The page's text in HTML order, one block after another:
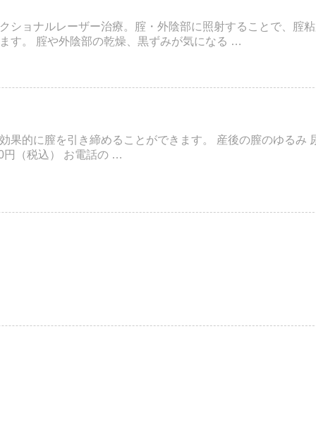
ショナルレーザー治療。腟・外陰部に照射することで、腟
す。 腟や外陰部の乾燥、黒ずみが気になる …
果的に膣を引き締めることができます。 産後の膣のゆるみ
（税込） お電話の …